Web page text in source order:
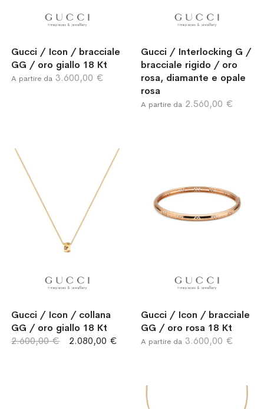
Gucci / Icon / bracciale
GG / oro giallo 18 Kt
A partire da 3.600,00 €
Gucci / Interlocking G /
bracciale rigido / oro
rosa, diamante e opale
rosa
A partire da 2.560,00 €
Gucci / Icon / collana
GG / oro giallo 18 Kt
2.080,00 €
2.600,00 €
Gucci / Icon / bracciale
GG / oro rosa 18 Kt
A partire da 3.600,00 €